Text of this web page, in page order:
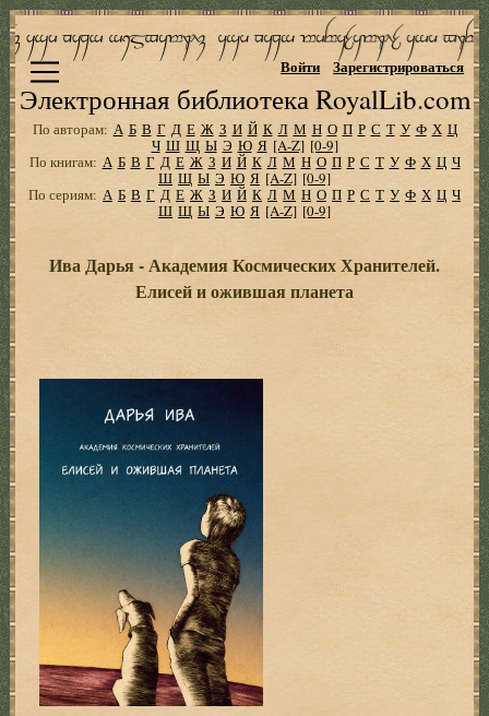
Электронная библиотека RoyalLib.com
Войти Зарегистрироваться
По авторам: А Б В Г Д Е Ж З И Й К Л М Н О П Р С Т У Ф Х Ц
Ч Ш Щ Ы Э Ю Я [A-Z] [0-9]
По книгам: А Б В Г Д Е Ж З И Й К Л М Н О П Р С Т У Ф Х Ц Ч
Ш Щ Ы Э Ю Я [A-Z] [0-9]
По сериям: А Б В Г Д Е Ж З И Й К Л М Н О П Р С Т У Ф Х Ц Ч
Ш Щ Ы Э Ю Я [A-Z] [0-9]
Ива Дарья - Академия Космических Хранителей.
Елисей и ожившая планета